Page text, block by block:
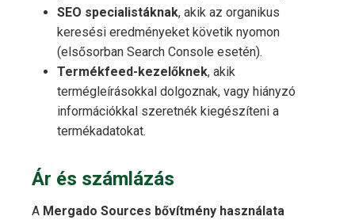
SEO specialistáknak, akik az organikus
keresési eredményeket követik nyomon
(elsősorban Search Console esetén).
Termékfeed-kezelőknek, akik
termégleírásokkal dolgoznak, vagy hiányzó
információkkal szeretnék kiegészíteni a
termékadatokat.
Ár és számlázás
A Mergado Sources bővítmény használata